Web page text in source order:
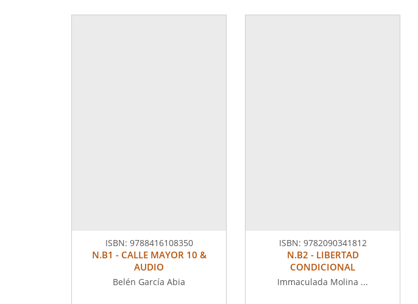
ISBN: 9788416108350
N.B1 - CALLE MAYOR 10 &
AUDIO
Belén García Abia
ISBN: 9782090341812
N.B2 - LIBERTAD
CONDICIONAL
Immaculada Molina ...